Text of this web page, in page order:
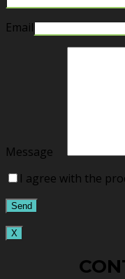
Email
Message
I agree with the
X